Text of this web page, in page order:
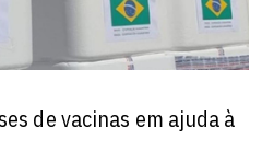
de vacinas em ajuda à